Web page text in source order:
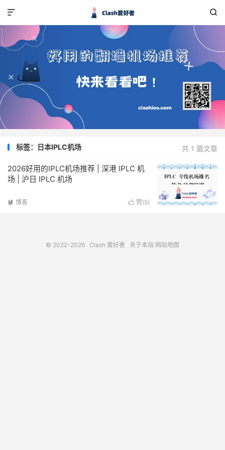


共 1 篇文章
标签：日本IPLC机场
2026好用的IPLC机场推荐 | 深港 IPLC 机
场 | 沪日 IPLC 机场
 赞(5)
 博客
© 2022-2026 Clash 爱好者 关于本站 网站地图